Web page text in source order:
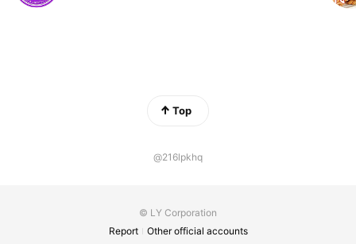
Top
@216lpkhq
© LY Corporation
Report
Other official accounts